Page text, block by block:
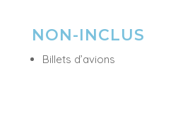
NON-INCLUS
Billets d’avions